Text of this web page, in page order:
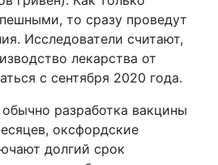
то сразу проведут
Исследователи считают,
лекарства от
с сентября 2020 года.
разработка вакцины
оксфордские
долгий срок